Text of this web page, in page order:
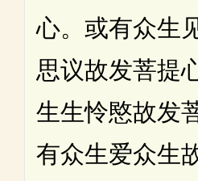
心。或有众生
思议故发菩提
生生怜愍故发
有众生爱众生